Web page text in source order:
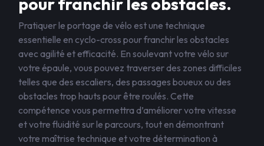
Pratiquer le portage de vélo est une technique
essentielle en cyclo-cross pour franchir les obstacles
avec agilité et efficacité. En soulevant votre vélo sur
votre épaule, vous pouvez traverser des zones difficiles
telles que des escaliers, des passages boueux ou des
obstacles trop hauts pour être roulés. Cette
compétence vous permettra d’améliorer votre vitesse
et votre fluidité sur le parcours, tout en démontrant
votre maîtrise technique et votre détermination à